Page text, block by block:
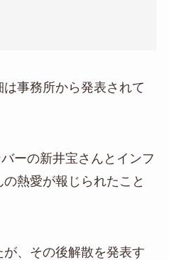
事務所から発表されて
ーの新井宝さんとインフ
熱愛が報じられたこと
、その後解散を発表す